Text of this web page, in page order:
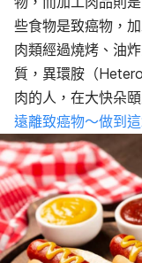
些食物是致癌物，
肉類經過燒烤、油
質，異環胺（
肉的人，在大快朵
遠離致癌物～做到